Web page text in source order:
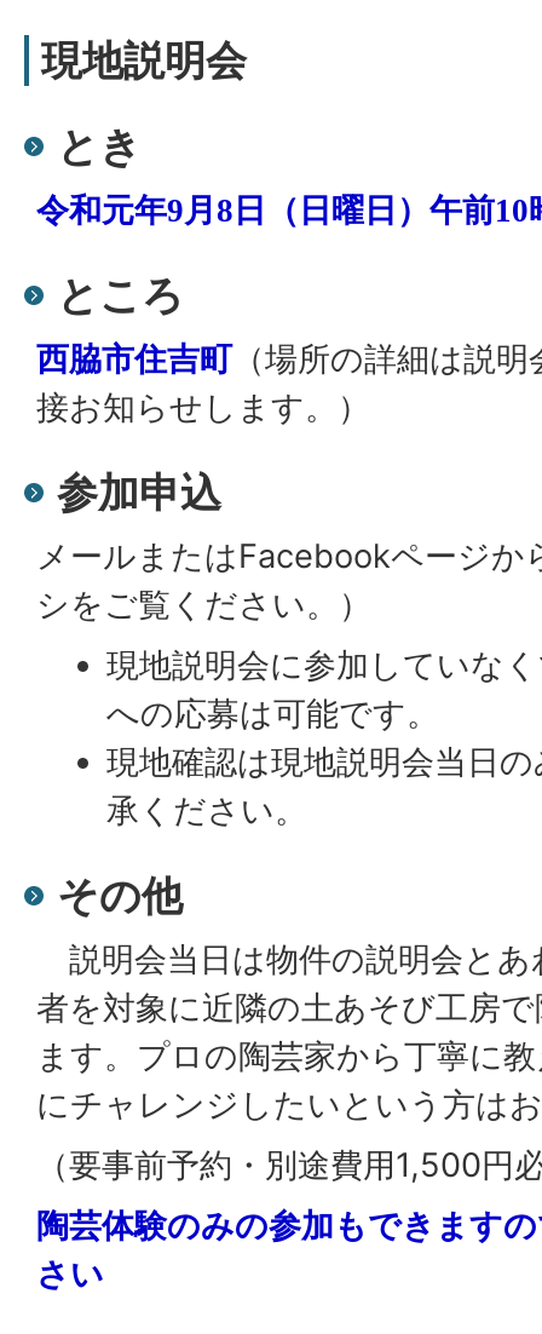
現地説明会
とき
令和元年9月8日（日曜日）午前10
ところ
西脇市住吉町（場所の詳細は説
接お知らせします。）
参加申込
メールまたはFacebookページか
シをご覧ください。）
現地説明会に参加していな
への応募は可能です。
現地確認は現地説明会当日
承ください。
その他
説明会当日は物件の説明会と
者を対象に近隣の土あそび工房
ます。プロの陶芸家から丁寧に
にチャレンジしたいという方は
（要事前予約・別途費用1,500円
陶芸体験のみの参加もできます
さい